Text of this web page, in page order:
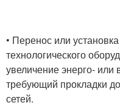
• Перенос или
технологического
увеличение энерго- или
требующий прокладки
сетей.